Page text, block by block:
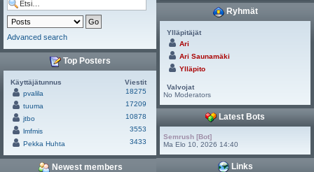
Advanced search
Top Posters
Käyttäjätunnus
Viestit
pvalila
18275
tuuma
17209
jtbo
10878
lmfmis
3553
Pekka Huhta
3433
Newest members
Ryhmät
Ylläpitäjät
Ari
Ari Saunamäki
Ylläpito
Valvojat
No Moderators
Latest Bots
Semrush [Bot]
Ma Elo 10, 2026 14:40
Links